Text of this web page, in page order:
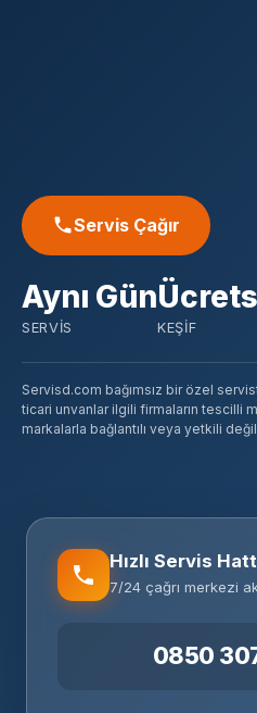
Servis Çağır
Aynı Gün
SERVIS KEŞIF
Servisd.com bağımsız bir özel
ticari unvanlar ilgili firmaların tescilli
markalarla bağlantılı veya yetkili
Hızlı Servis
7/24 çağrı merkezi
0850